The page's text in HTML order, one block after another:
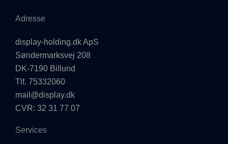
Adresse
display-holding.dk ApS
Søndermarksvej 208
DK-7190 Billund
Tlf. 75332060
mail@display.dk
CVR: 32 31 77 07
Services